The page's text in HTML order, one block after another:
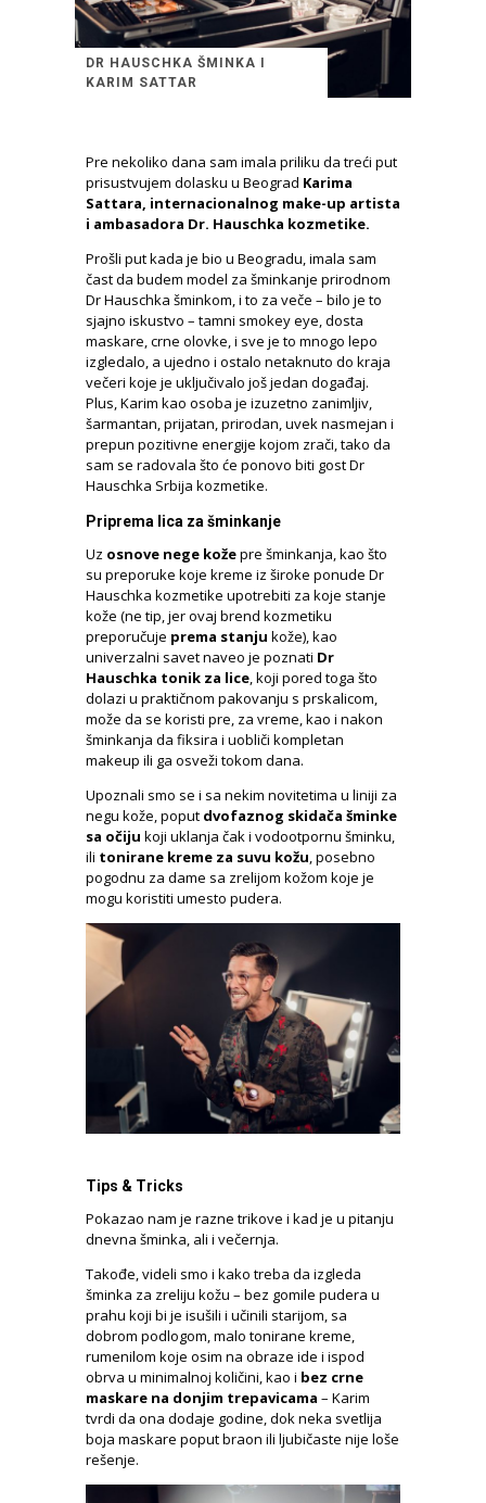
DR HAUSCHKA ŠMINKA I
KARIM SATTAR
Pre nekoliko dana sam imala priliku da treći put
prisustvujem dolasku u Beograd Karima
Sattara, internacionalnog make-up artista
i ambasadora Dr. Hauschka kozmetike.
Prošli put kada je bio u Beogradu, imala sam
čast da budem model za šminkanje prirodnom
Dr Hauschka šminkom, i to za veče – bilo je to
sjajno iskustvo – tamni smokey eye, dosta
maskare, crne olovke, i sve je to mnogo lepo
izgledalo, a ujedno i ostalo netaknuto do kraja
večeri koje je uključivalo još jedan događaj.
Plus, Karim kao osoba je izuzetno zanimljiv,
šarmantan, prijatan, prirodan, uvek nasmejan i
prepun pozitivne energije kojom zrači, tako da
sam se radovala što će ponovo biti gost Dr
Hauschka Srbija kozmetike.
Priprema lica za šminkanje
Uz osnove nege kožepre šminkanja, kao što
su preporuke koje kreme iz široke ponude Dr
Hauschka kozmetike upotrebiti za koje stanje
kože (ne tip, jer ovaj brend kozmetiku
preporučuje prema stanju kože), kao
univerzalni savet naveo je poznati Dr
Hauschka tonik za lice, koji pored toga što
dolazi u praktičnom pakovanju s prskalicom,
može da se koristi pre, za vreme, kao i nakon
šminkanja da fiksira i uobliči kompletan
makeup ili ga osveži tokom dana.
Upoznali smo se i sa nekim novitetima u liniji za
negu kože, poput dvofaznog skidača šminke
sa očiju koji uklanja čak i vodootpornu šminku,
ili tonirane kreme za suvu kožu, posebno
pogodnu za dame sa zrelijom kožom koje je
mogu koristiti umesto pudera.
Tips & Tricks
Pokazao nam je razne trikove i kad je u pitanju
dnevna šminka, ali i večernja.
Takođe, videli smo i kako treba da izgleda
šminka za zreliju kožu – bez gomile pudera u
prahu koji bi je isušili i učinili starijom, sa
dobrom podlogom, malo tonirane kreme,
rumenilom koje osim na obraze ide i ispod
obrva u minimalnoj količini, kao i bez crne
maskare na donjim trepavicama – Karim
tvrdi da ona dodaje godine, dok neka svetlija
boja maskare poput braon ili ljubičaste nije loše
rešenje.